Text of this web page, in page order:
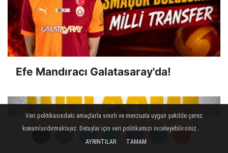
Efe Mandıracı Galatasaray'da!
Veri politikasındaki amaçlarla sınırlı ve mevzuata uygun şekilde çerez
konumlandırmaktayız. Detaylar için veri politikamızı inceleyebilirsiniz...
AYRINTILAR
TAMAM